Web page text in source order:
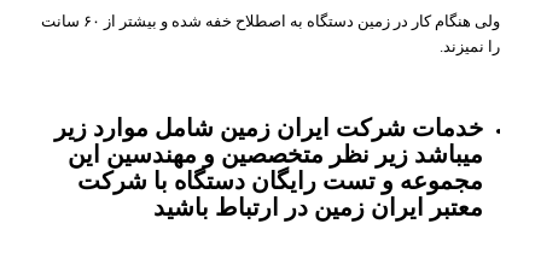
ولی هنگام کار در زمین دستگاه به اصطلاح خفه شده و بیشتر از ۶۰ سانت
را نمیزند.
خدمات شرکت ایران زمین شامل موارد زیر
میباشد زیر نظر متخصصین و مهندسین این
مجموعه و تست رایگان دستگاه با شرکت
معتبر ایران زمین در ارتباط باشید